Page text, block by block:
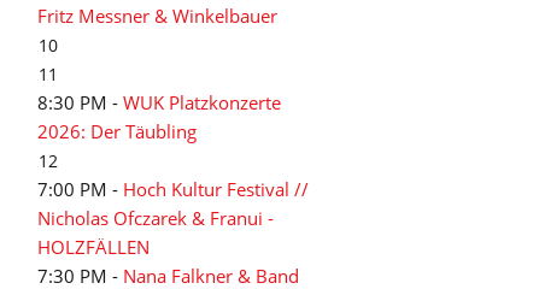
Fritz Messner & Winkelbauer
10
11
8:30 PM - WUK Platzkonzerte
2026: Der Täubling
12
7:00 PM - Hoch Kultur Festival //
Nicholas Ofczarek & Franui -
HOLZFÄLLEN
7:30 PM - Nana Falkner & Band